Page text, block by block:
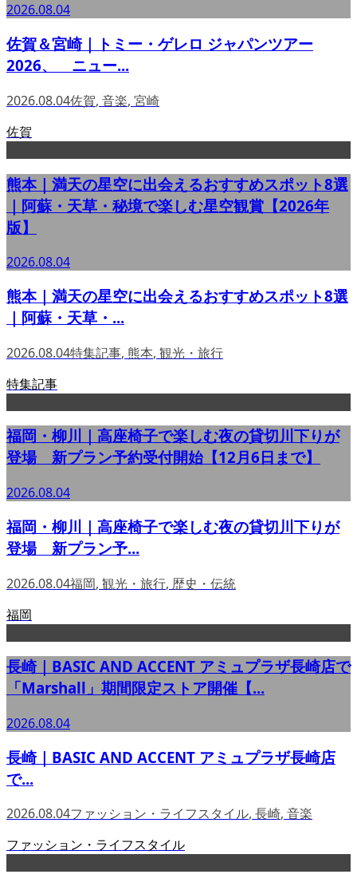
2026.08.04
佐賀＆宮崎｜トミー・ゲレロ ジャパンツアー
2026、 ニュー...
2026.08.04佐賀, 音楽, 宮崎
佐賀
熊本｜満天の星空に出会えるおすすめスポット8選
｜阿蘇・天草・秘境で楽しむ星空観賞【2026年
版】
2026.08.04
熊本｜満天の星空に出会えるおすすめスポット8選
｜阿蘇・天草・...
2026.08.04特集記事, 熊本, 観光・旅行
特集記事
福岡・柳川｜高座椅子で楽しむ夜の貸切川下りが
登場 新プラン予約受付開始【12月6日まで】
2026.08.04
福岡・柳川｜高座椅子で楽しむ夜の貸切川下りが
登場 新プラン予...
2026.08.04福岡, 観光・旅行, 歴史・伝統
福岡
長崎｜BASIC AND ACCENT アミュプラザ長崎店で
「Marshall」期間限定ストア開催【...
2026.08.04
長崎｜BASIC AND ACCENT アミュプラザ長崎店
で...
2026.08.04ファッション・ライフスタイル, 長崎, 音楽
ファッション・ライフスタイル